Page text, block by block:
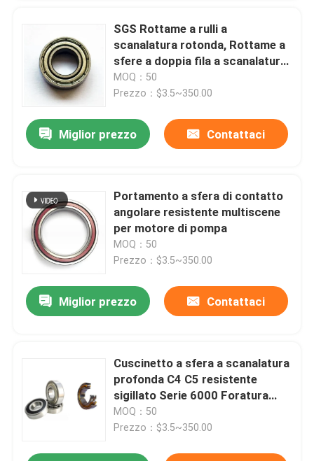
SGS Rottame a rulli a
scanalatura rotonda, Rottame a
sfere a doppia fila a scanalatura
profonda
MOQ：50
Prezzo：$3.5~350.00
Miglior prezzo Contattaci
Portamento a sfera di contatto
angolare resistente multiscene
per motore di pompa
MOQ：50
Prezzo：$3.5~350.00
Miglior prezzo Contattaci
Cuscinetto a sfera a scanalatura
profonda C4 C5 resistente
sigillato Serie 6000 Foratura
rotonda
MOQ：50
Prezzo：$3.5~350.00